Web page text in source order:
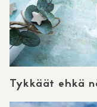
Tykkäät ehkä